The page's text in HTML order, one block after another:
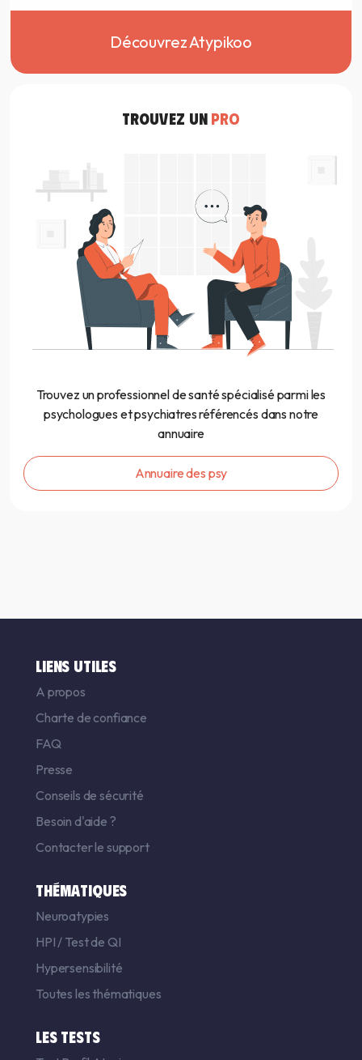
Découvrez Atypikoo
TROUVEZ UN PRO
Trouvez un professionnel de santé spécialisé parmi les
psychologues et psychiatres référencés dans notre
annuaire
Annuaire des psy
LIENS UTILES
A propos
Charte de confiance
FAQ
Presse
Conseils de sécurité
Besoin d'aide ?
Contacter le support
THÉMATIQUES
Neuroatypies
HPI / Test de QI
Hypersensibilité
Toutes les thématiques
LES TESTS